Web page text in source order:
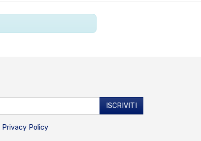
Privacy Policy